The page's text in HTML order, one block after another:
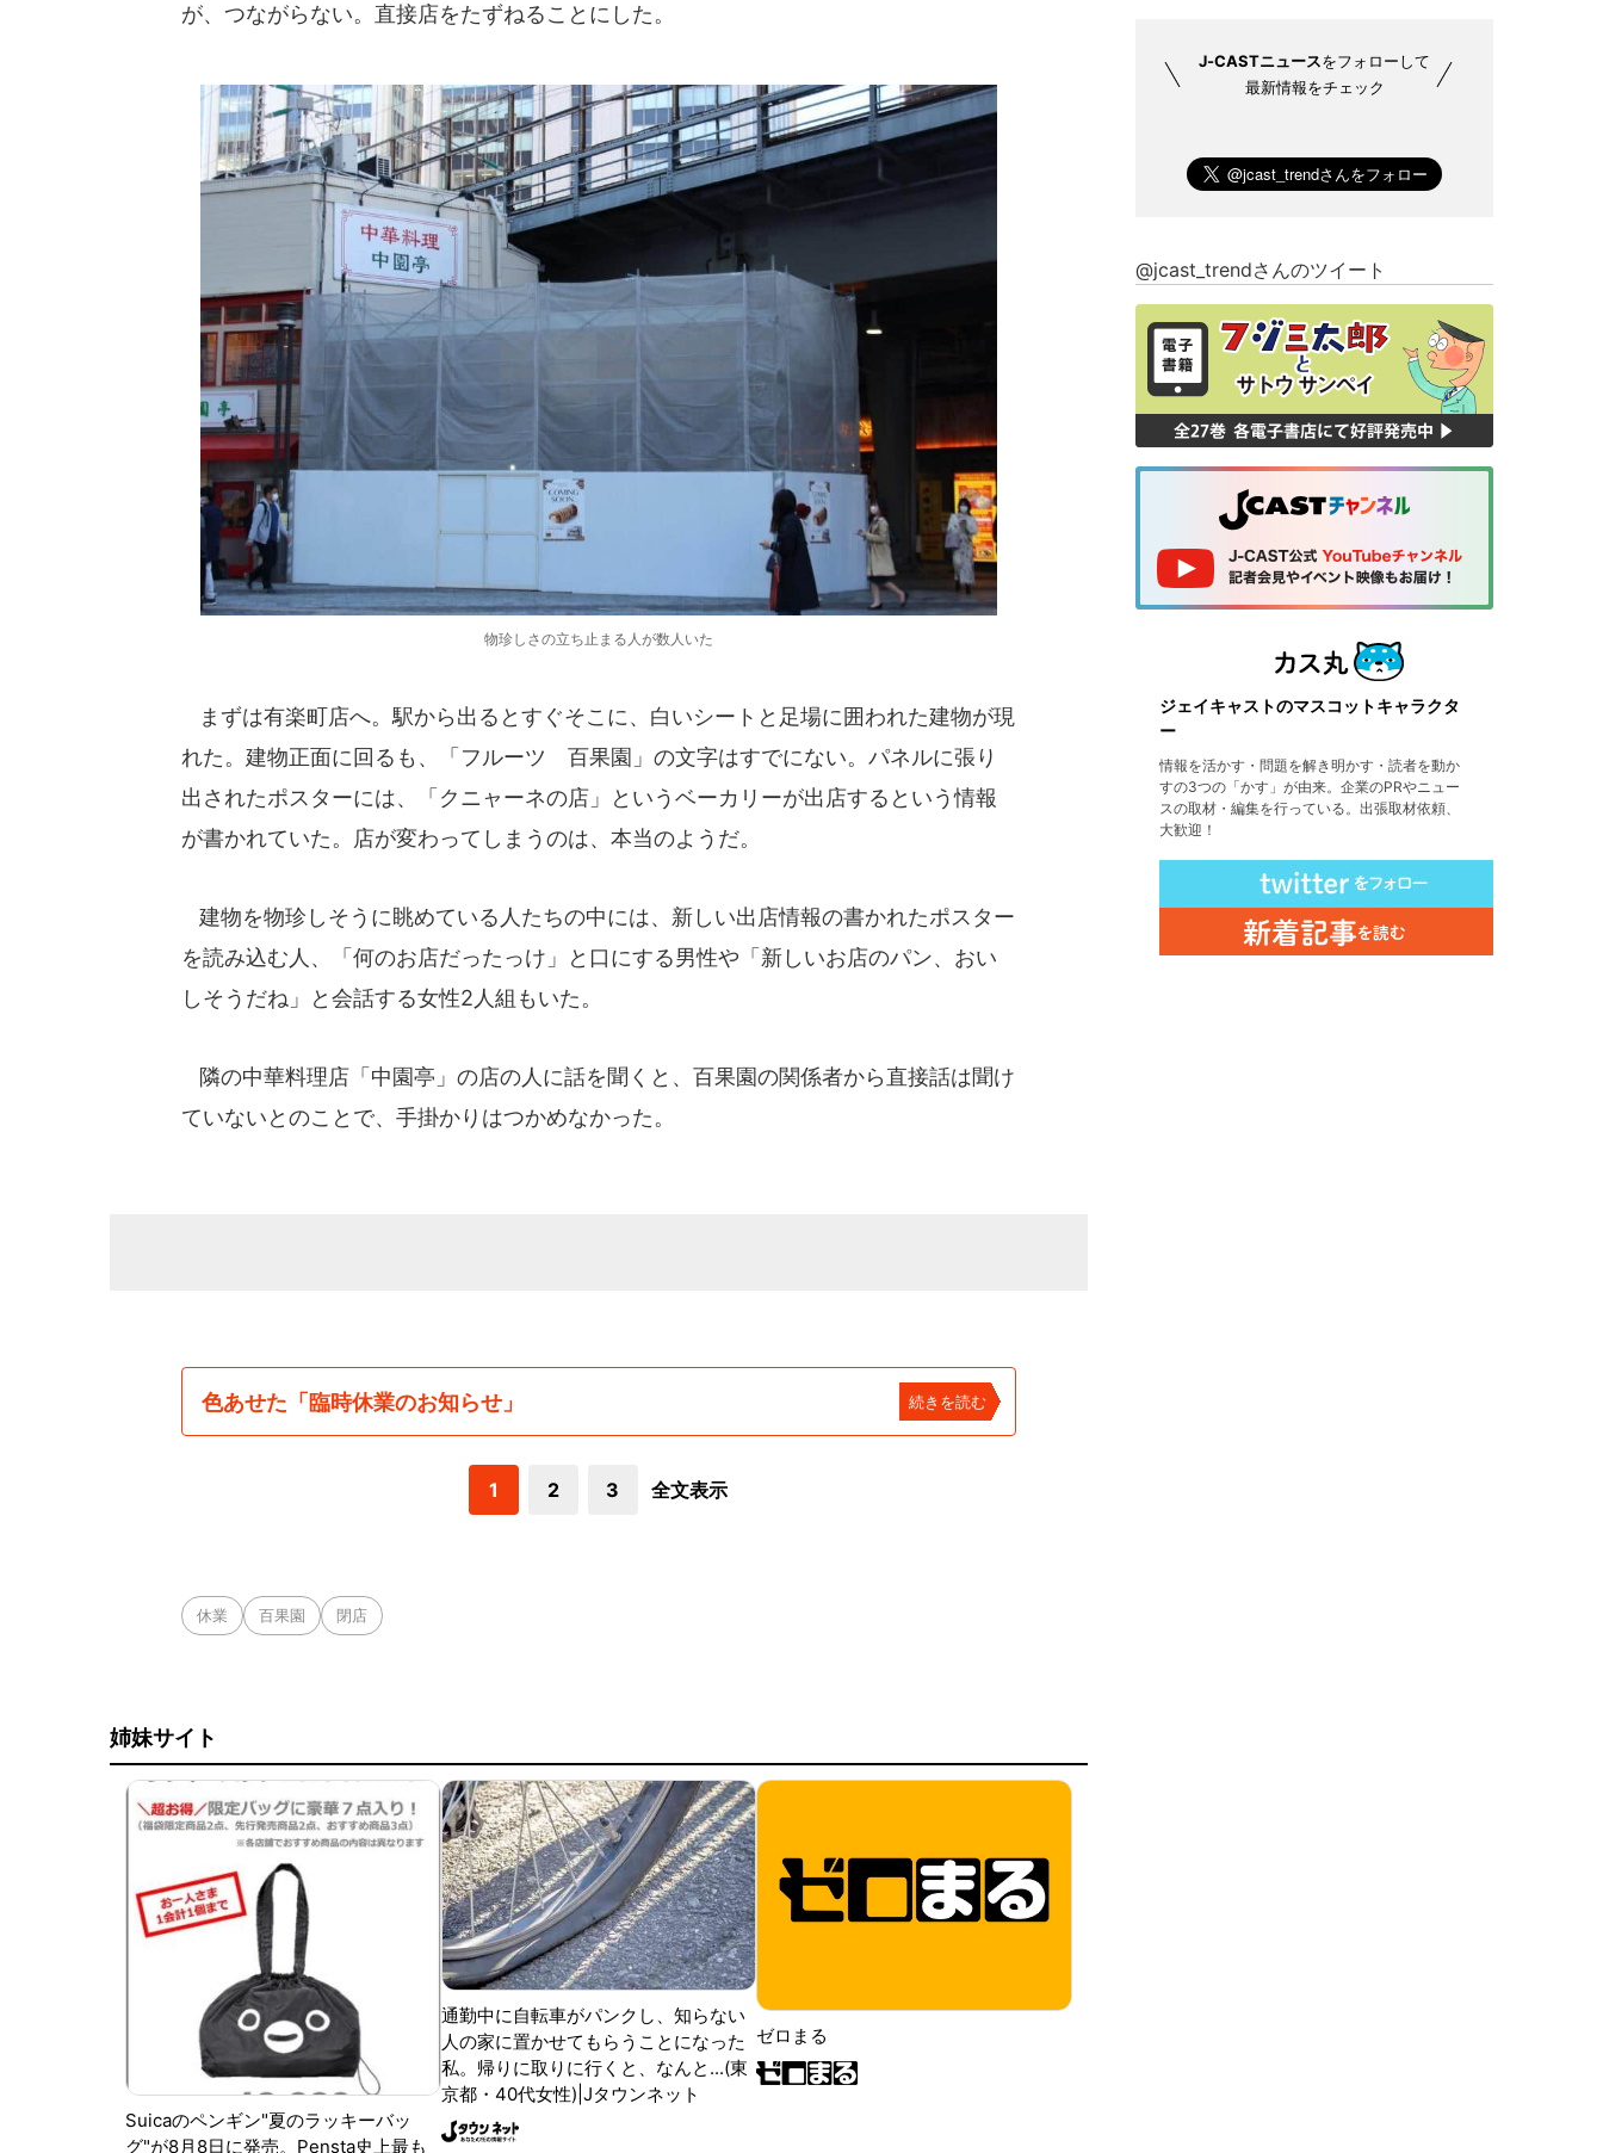
が、つながらない。直接店をたずねることにした。
物珍しさの立ち止まる人が数人いた
まずは有楽町店へ。駅から出るとすぐそこに、白いシートと足場に囲われた建物が現
れた。建物正面に回るも、「フルーツ 百果園」の文字はすでにない。パネルに張り
出されたポスターには、「クニャーネの店」というベーカリーが出店するという情報
が書かれていた。店が変わってしまうのは、本当のようだ。
建物を物珍しそうに眺めている人たちの中には、新しい出店情報の書かれたポスター
を読み込む人、「何のお店だったっけ」と口にする男性や「新しいお店のパン、おい
しそうだね」と会話する女性2人組もいた。
隣の中華料理店「中園亭」の店の人に話を聞くと、百果園の関係者から直接話は聞け
ていないとのことで、手掛かりはつかめなかった。
色あせた「臨時休業のお知らせ」 続きを読む
1 2 3 全文表示
休業 百果園 閉店
姉妹サイト
Suicaのペンギン"夏のラッキーバッ
グ"が8月8日に発売。Pensta史上最も
通勤中に自転車がパンクし、知らない
人の家に置かせてもらうことになった
私。帰りに取りに行くと、なんと...(東
京都・40代女性)|Jタウンネット
ゼロまる
J-CASTニュースをフォローして
最新情報をチェック
@jcast_trendさんのツイート
ジェイキャストのマスコットキャラクタ
ー
情報を活かす・問題を解き明かす・読者を動か
すの3つの「かす」が由来。企業のPRやニュー
スの取材・編集を行っている。出張取材依頼、
大歓迎！